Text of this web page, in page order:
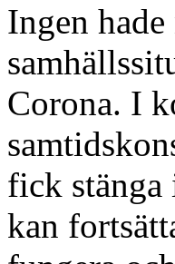
Ingen
Corona. I
fick stänga
kan